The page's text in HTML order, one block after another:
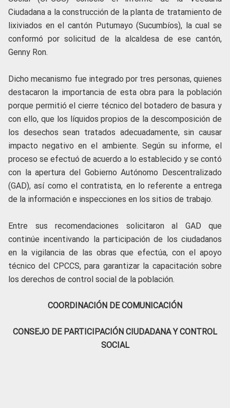
Ciudadana a la construcción de la planta de tratamiento de
lixiviados en el cantón Putumayo (Sucumbíos), la cual se
conformó por solicitud de la alcaldesa de ese cantón,
Genny Ron.
Dicho mecanismo fue integrado por tres personas, quienes
destacaron la importancia de esta obra para la población
porque permitió el cierre técnico del botadero de basura y
con ello, que los líquidos propios de la descomposición de
los desechos sean tratados adecuadamente, sin causar
impacto negativo en el ambiente. Según su informe, el
proceso se efectuó de acuerdo a lo establecido y se contó
con la apertura del Gobierno Autónomo Descentralizado
(GAD), así como el contratista, en lo referente a entrega
de la información e inspecciones en los sitios de trabajo.
Entre sus recomendaciones solicitaron al GAD que
continúe incentivando la participación de los ciudadanos
en la vigilancia de las obras que efectúa, con el apoyo
técnico del CPCCS, para garantizar la capacitación sobre
los derechos de control social de la población.
COORDINACIÓN DE COMUNICACIÓN
CONSEJO DE PARTICIPACIÓN CIUDADANA Y CONTROL
SOCIAL